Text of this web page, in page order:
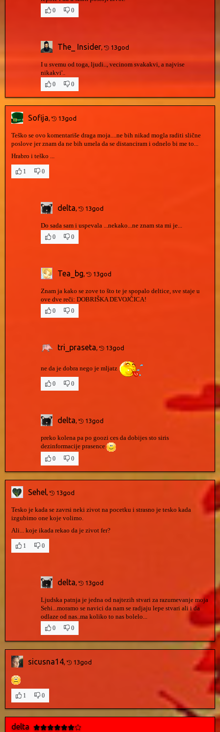
0
0
The_ Insider 13god
I u svemu od toga, ljudi.., vecinom svakakvi, a najvise
nikakvi'..
0
0
Sofija 13god
Teško se ovo komentariše draga moja....ne bih nikad mogla raditi slične
poslove jer znam da ne bih umela da se distanciram i odnelo bi me to...
Hrabro i teško ...
1 0
delta 13god
Do sada sam i uspevala ...nekako...ne znam sta mi je...
0
0
Tea_bg 13god
Znam ja kako se zove to što te je spopalo deltice, sve staje u
ove dve reči: DOBRIŠKA DEVOJČICA!
0
0
tri_praseta 13god
ne da je dobra nego je mljatz
0 0
delta 13god
preko kolena pa po goozi ces da dobijes sto siris
dezinformacije prasence
0
0
Sehel 13god
Tesko je kada se zavrsi neki zivot na pocetku i strasno je tesko kada
izgubimo one koje volimo.
Ali... koje ikada rekao da je zivot fer?
1 0
delta 13god
Ljudska patnja je jedna od najtezih stvari za razumevanje moja
Sehi...moramo se navici da nam se radjaju lepe stvari ali i da
odlaze od nas..ma koliko to nas bolelo...
0
0
sicusna14 13god
1 0
delta